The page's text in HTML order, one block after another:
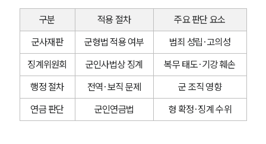
구분 적용 절차
주요 판단 요소
군사재판
군형법 적용 여부
범죄 성립·고의성
징계위원회
군인사법상 징계
복무 태도·기강 훼손
행정 절차
전역·보직 문제
군 조직 영향
연금 판단
군인연금법 형 확정·징계 수위